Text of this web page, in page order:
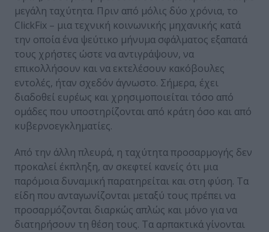
μεγάλη ταχύτητα. Πριν από μόλις δύο χρόνια, το
ClickFix – μια τεχνική κοινωνικής μηχανικής κατά
την οποία ένα ψεύτικο μήνυμα σφάλματος εξαπατά
τους χρήστες ώστε να αντιγράψουν, να
επικολλήσουν και να εκτελέσουν κακόβουλες
εντολές, ήταν σχεδόν άγνωστο. Σήμερα, έχει
διαδοθεί ευρέως και χρησιμοποιείται τόσο από
ομάδες που υποστηρίζονται από κράτη όσο και από
κυβερνοεγκληματίες.
Από την άλλη πλευρά, η ταχύτητα προσαρμογής δεν
προκαλεί έκπληξη, αν σκεφτεί κανείς ότι μια
παρόμοια δυναμική παρατηρείται και στη φύση. Τα
είδη που ανταγωνίζονται μεταξύ τους πρέπει να
προσαρμόζονται διαρκώς απλώς και μόνο για να
διατηρήσουν τη θέση τους. Τα αρπακτικά γίνονται